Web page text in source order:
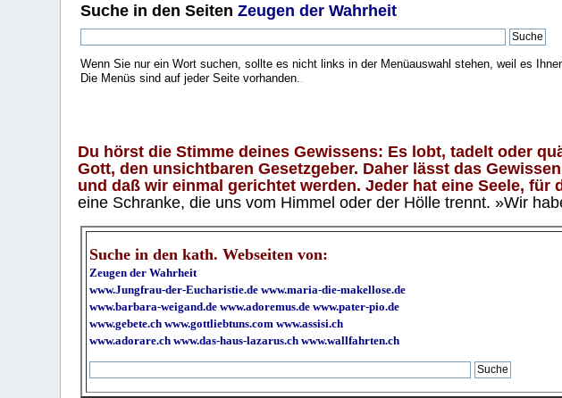
Suche in den SeitenZeugen der Wahrheit
Wenn Sie nur ein Wort suchen, sollte es nicht links in der Menüauswahl stehen, weil es
Die Menüs sind auf jeder Seite vorhanden..
Du hörst die Stimme deines Gewissens: Es lobt, tadelt oder
Gott, den unsichtbaren Gesetzgeber. Daher lässt das
und daß wir einmal gerichtet werden. Jeder hat eine Seele,
eine Schranke, die uns vom Himmel oder der Hölle trennt. »Wir
Suche in den kath. Webseiten von:
Zeugen der Wahrheit
www.Jungfrau-der-Eucharistie.de www.maria-die-makellose.de
www.barbara-weigand.de www.adoremus.de www.pater-pio.de
www.gebete.ch www.gottliebtuns.com www.assisi.ch
www.adorare.ch www.das-haus-lazarus.ch www.wallfahrten.ch